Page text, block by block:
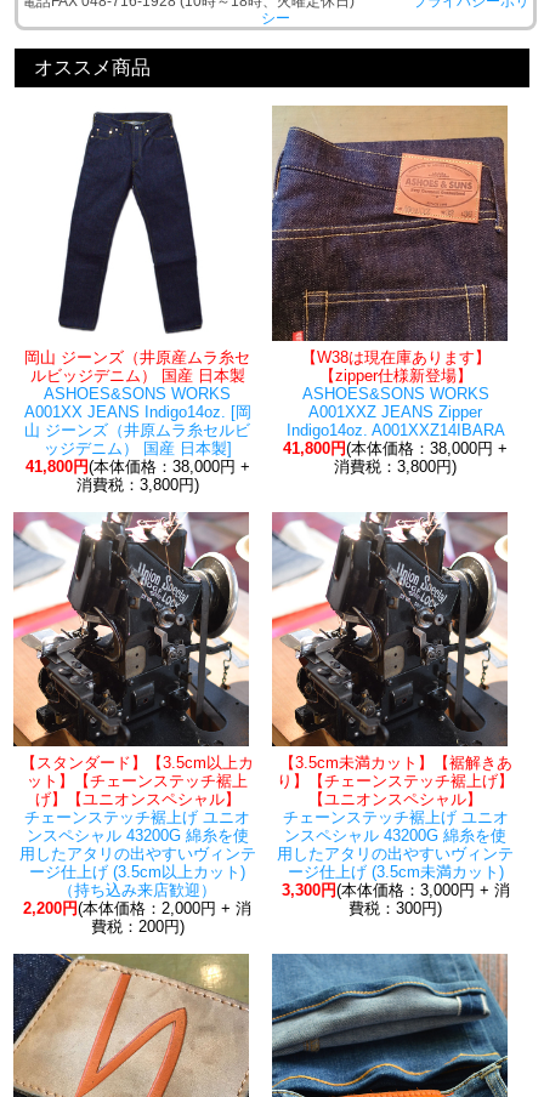
シー
オススメ商品
岡山 ジーンズ（井原産ムラ糸セ
ルビッジデニム） 国産 日本製
ASHOES&SONS WORKS
A001XX JEANS Indigo14oz. [岡
山 ジーンズ（井原ムラ糸セルビ
ッジデニム） 国産 日本製]
41,800円(本体価格：38,000円 +
消費税：3,800円)
【W38は現在庫あります】
【zipper仕様新登場】
ASHOES&SONS WORKS
A001XXZ JEANS Zipper
Indigo14oz. A001XXZ14IBARA
41,800円(本体価格：38,000円 +
消費税：3,800円)
【スタンダード】【3.5cm以上カ
ット】【チェーンステッチ裾上
げ】【ユニオンスペシャル】
チェーンステッチ裾上げ ユニオ
ンスペシャル 43200G 綿糸を使
用したアタリの出やすいヴィンテ
ージ仕上げ (3.5cm以上カット)
（持ち込み来店歓迎）
2,200円(本体価格：2,000円 + 消
費税：200円)
【3.5cm未満カット】【裾解きあ
り】【チェーンステッチ裾上げ】
【ユニオンスペシャル】
チェーンステッチ裾上げ ユニオ
ンスペシャル 43200G 綿糸を使
用したアタリの出やすいヴィンテ
ージ仕上げ (3.5cm未満カット)
3,300円(本体価格：3,000円 + 消
費税：300円)